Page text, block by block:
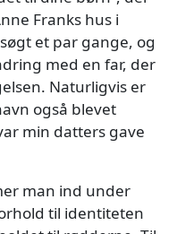
Franks hus i
et par gange, og
med en far, der
Naturligvis er
også blevet
min datters gave
man ind under
til identiteten